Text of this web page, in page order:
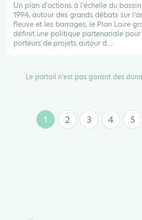
Un plan d'actions à l'échelle du
1994, autour des grands débats sur
fleuve et les barrages, le Plan Loire
définit une politique partenariale
porteurs de projets autour d...
Le portail n'est pas garant des
Page
1 Page
2 Page
3 Page
4 5